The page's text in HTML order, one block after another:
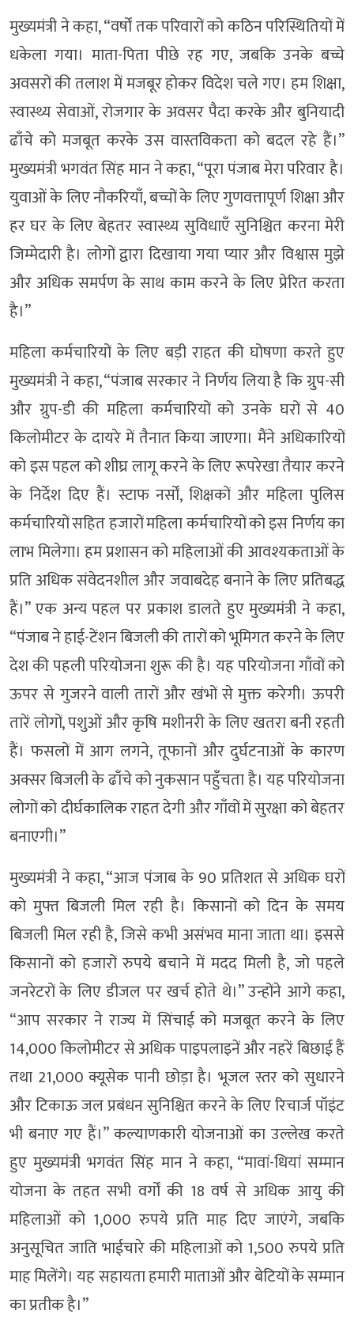
मुख्यमंत्री ने कहा, “वर्षों तक परिवारों को कठिन परिस्थितियों में
धकेला गया। माता-पिता पीछे रह गए, जबकि उनके बच्चे
अवसरों की तलाश में मजबूर होकर विदेश चले गए। हम शिक्षा,
स्वास्थ्य सेवाओं, रोजगार के अवसर पैदा करके और बुनियादी
ढाँचे को मजबूत करके उस वास्तविकता को बदल रहे हैं।”
मुख्यमंत्री भगवंत सिंह मान ने कहा, “पूरा पंजाब मेरा परिवार है।
युवाओं के लिए नौकरियाँ, बच्चों के लिए गुणवत्तापूर्ण शिक्षा और
हर घर के लिए बेहतर स्वास्थ्य सुविधाएँ सुनिश्चित करना मेरी
जिम्मेदारी है। लोगों द्वारा दिखाया गया प्यार और विश्वास मुझे
और अधिक समर्पण के साथ काम करने के लिए प्रेरित करता
है।”
महिला कर्मचारियों के लिए बड़ी राहत की घोषणा करते हुए
मुख्यमंत्री ने कहा, “पंजाब सरकार ने निर्णय लिया है कि ग्रुप-सी
और ग्रुप-डी की महिला कर्मचारियों को उनके घरों से 40
किलोमीटर के दायरे में तैनात किया जाएगा। मैंने अधिकारियों
को इस पहल को शीघ्र लागू करने के लिए रूपरेखा तैयार करने
के निर्देश दिए हैं। स्टाफ नर्सों, शिक्षकों और महिला पुलिस
कर्मचारियों सहित हजारों महिला कर्मचारियों को इस निर्णय का
लाभ मिलेगा। हम प्रशासन को महिलाओं की आवश्यकताओं के
प्रति अधिक संवेदनशील और जवाबदेह बनाने के लिए प्रतिबद्ध
हैं।” एक अन्य पहल पर प्रकाश डालते हुए मुख्यमंत्री ने कहा,
“पंजाब ने हाई-टेंशन बिजली की तारों को भूमिगत करने के लिए
देश की पहली परियोजना शुरू की है। यह परियोजना गाँवों को
ऊपर से गुजरने वाली तारों और खंभों से मुक्त करेगी। ऊपरी
तारें लोगों, पशुओं और कृषि मशीनरी के लिए खतरा बनी रहती
हैं। फसलों में आग लगने, तूफानों और दुर्घटनाओं के कारण
अक्सर बिजली के ढाँचे को नुकसान पहुँचता है। यह परियोजना
लोगों को दीर्घकालिक राहत देगी और गाँवों में सुरक्षा को बेहतर
बनाएगी।”
मुख्यमंत्री ने कहा, “आज पंजाब के 90 प्रतिशत से अधिक घरों
को मुफ्त बिजली मिल रही है। किसानों को दिन के समय
बिजली मिल रही है, जिसे कभी असंभव माना जाता था। इससे
किसानों को हजारों रुपये बचाने में मदद मिली है, जो पहले
जनरेटरों के लिए डीजल पर खर्च होते थे।” उन्होंने आगे कहा,
“आप सरकार ने राज्य में सिंचाई को मजबूत करने के लिए
14,000 किलोमीटर से अधिक पाइपलाइनें और नहरें बिछाई हैं
तथा 21,000 क्यूसेक पानी छोड़ा है। भूजल स्तर को सुधारने
और टिकाऊ जल प्रबंधन सुनिश्चित करने के लिए रिचार्ज पॉइंट
भी बनाए गए हैं।” कल्याणकारी योजनाओं का उल्लेख करते
हुए मुख्यमंत्री भगवंत सिंह मान ने कहा, “मावां-धियां सम्मान
योजना के तहत सभी वर्गों की 18 वर्ष से अधिक आयु की
महिलाओं को 1,000 रुपये प्रति माह दिए जाएंगे, जबकि
अनुसूचित जाति भाईचारे की महिलाओं को 1,500 रुपये प्रति
माह मिलेंगे। यह सहायता हमारी माताओं और बेटियों के सम्मान
का प्रतीक है।”